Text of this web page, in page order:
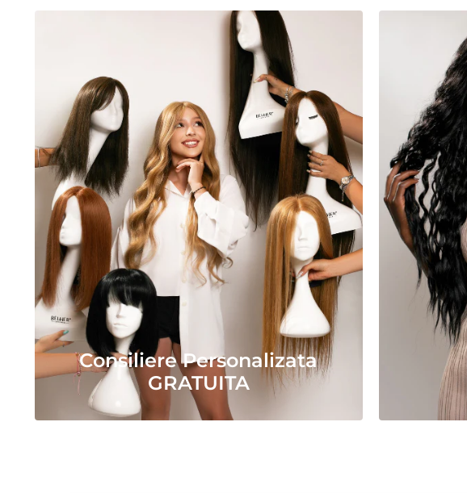
Consiliere Personalizata
GRATUITA